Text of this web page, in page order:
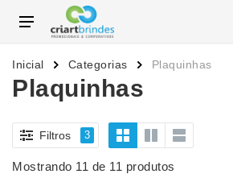
Inicial Categorias Plaquinhas
Plaquinhas
Filtros 3
Mostrando 11 de 11 produtos